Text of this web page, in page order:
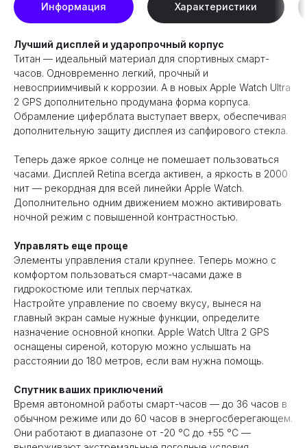
Информация Характеристики
Лучший дисплей и ударопрочный корпус
Титан — идеальный материал для спортивных смарт-
часов. Одновременно легкий, прочный и
невосприимчивый к коррозии. А в новых Apple Watch Ultra
2 GPS дополнительно продумана форма корпуса.
Обрамление циферблата выступает вверх, обеспечивая
дополнительную защиту дисплея из сапфирового стекла.
Теперь даже яркое солнце не помешает пользоваться
часами. Дисплей Retina всегда активен, а яркость в 2000
нит — рекордная для всей линейки Apple Watch.
Дополнительно одним движением можно активировать
ночной режим с повышенной контрастностью.
Управлять еще проще
Элементы управления стали крупнее. Теперь можно с
комфортом пользоваться смарт-часами даже в
гидрокостюме или теплых перчатках.
Настройте управление по своему вкусу, вынеся на
главный экран самые нужные функции, определите
назначение основной кнопки. Apple Watch Ultra 2 GPS
оснащены сиреной, которую можно услышать на
расстоянии до 180 метров, если вам нужна помощь.
Спутник ваших приключений
Время автономной работы смарт-часов — до 36 часов в
обычном режиме или до 60 часов в энергосберегающем.
Они работают в диапазоне от -20 °С до +55 °С —